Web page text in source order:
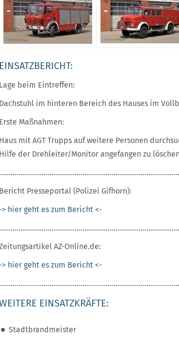
EINSATZBERICHT:
Lage beim Eintreffen:
Dachstuhl im hinteren Bereich des Hauses im
Erste Maßnahmen:
Haus mit AGT Trupps auf weitere Personen
Hilfe der Drehleiter/Monitor angefangen zu
Bericht Presseportal (Polizei Gifhorn):
-> hier geht es zum Bericht <-
AZ-Online.de:
-> hier geht es zum Bericht <-
EINSATZKRÄFTE:
Stadtbrandmeister